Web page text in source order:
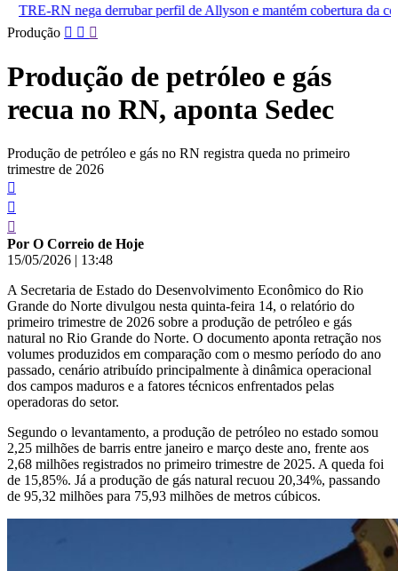
perfil de Allyson e mantém cobertura da convenção
Dupla
Pular
conteúdo
Produção
Produção de petróleo e gás
recua no RN, aponta Sedec
Produção de petróleo e gás no RN registra queda no primeiro
trimestre de 2026
Por O Correio de Hoje
15/05/2026 | 13:48
A Secretaria de Estado do Desenvolvimento Econômico do Rio
Grande do Norte divulgou nesta quinta-feira 14, o relatório do
primeiro trimestre de 2026 sobre a produção de petróleo e gás
natural no Rio Grande do Norte. O documento aponta retração nos
volumes produzidos em comparação com o mesmo período do ano
passado, cenário atribuído principalmente à dinâmica operacional
dos campos maduros e a fatores técnicos enfrentados pelas
operadoras do setor.
Segundo o levantamento, a produção de petróleo no estado somou
2,25 milhões de barris entre janeiro e março deste ano, frente aos
2,68 milhões registrados no primeiro trimestre de 2025. A queda foi
de 15,85%. Já a produção de gás natural recuou 20,34%, passando
de 95,32 milhões para 75,93 milhões de metros cúbicos.